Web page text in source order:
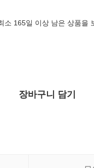
소 165일 이상 남은 상품을
장바구니 담기